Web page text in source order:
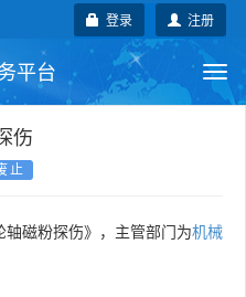
注册
登录
平台
准
员会
伤
止
磁粉探伤》，主管部门为机械